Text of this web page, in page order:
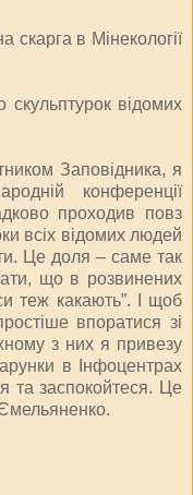
скарга в Мінекології
скульптурок відомих
Заповідника, я
конференції
проходив повз
всіх відомих людей
Це доля – саме так
що в розвинених
теж какають”. І щоб
впоратися зі
з них я привезу
в Інфоцентрах
та заспокойтеся. Це